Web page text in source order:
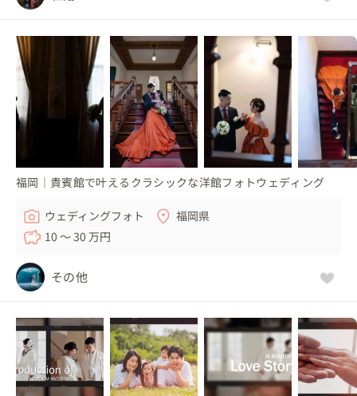
福岡｜貴賓館で叶えるクラシックな洋館フォトウェディング
ウェディングフォト
福岡県
10 〜 30 万円
その他